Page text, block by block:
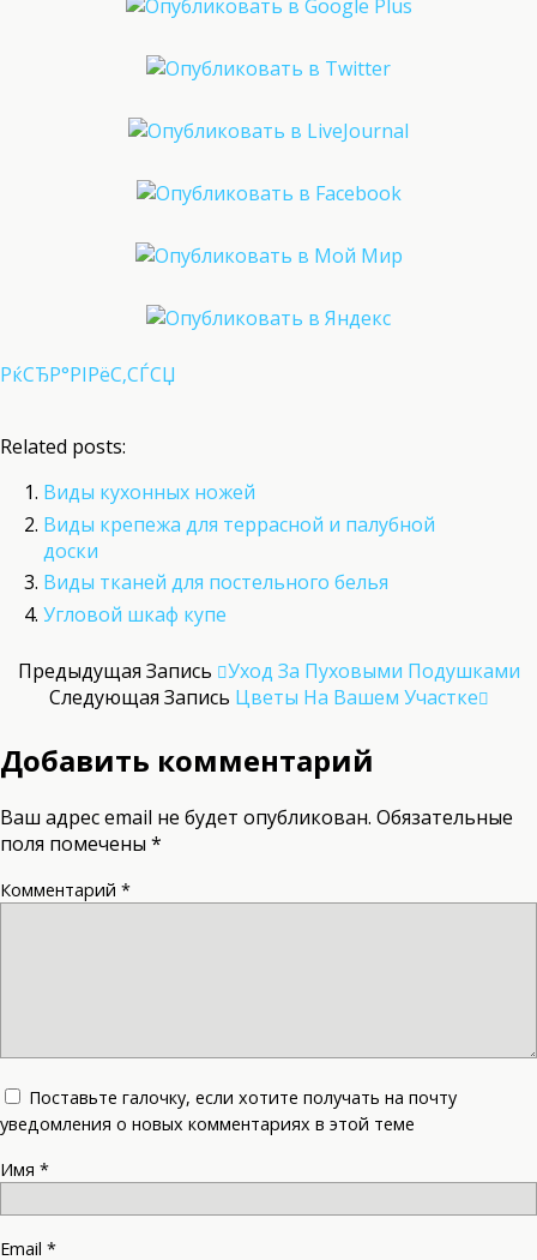
РќСЂР°РІРёС‚СЃСЏ
Related posts:
Виды кухонных ножей
Виды крепежа для террасной и палубной
доски
Виды тканей для постельного белья
Угловой шкаф купе
Предыдущая Запись
Уход За Пуховыми Подушками
Следующая Запись Цветы На Вашем Участке
Добавить комментарий
Ваш адрес email не будет опубликован. Обязательные
поля помечены *
Комментарий *
Поставьте галочку, если хотите получать на почту
уведомления о новых комментариях в этой теме
Имя *
Email *